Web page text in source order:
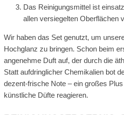
Das Reinigungsmittel ist
allen versiegelten Oberflächen
Wir haben das Set genutzt, um
Hochglanz zu bringen. Schon beim
angenehme Duft auf, der durch die
Statt aufdringlicher Chemikalien bot
dezent-frische Note – ein großes
künstliche Düfte reagieren.